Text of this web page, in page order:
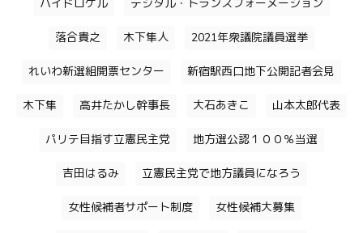
ハイドロゲル デジタル・トランスフォーメーション
落合貴之 木下隼人 2021年衆議院議員選挙
れいわ新選組開票センター 新宿駅西口地下公開記者会見
木下隼 高井たかし幹事長 大石あきこ 山本太郎代表
パリテ目指す立憲民主党 地方選公認１００％当選
吉田はるみ 立憲民主党で地方議員になろう
女性候補者サポート制度 女性候補大募集